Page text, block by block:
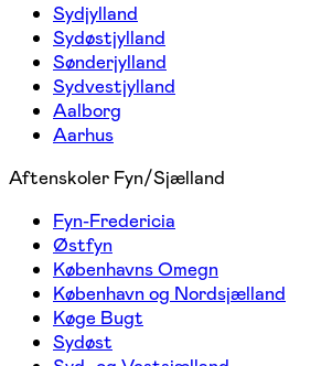
Sydjylland
Sydøstjylland
Sønderjylland
Sydvestjylland
Aalborg
Aarhus
Aftenskoler Fyn/Sjælland
Fyn-Fredericia
Østfyn
Københavns Omegn
København og Nordsjælland
Køge Bugt
Sydøst